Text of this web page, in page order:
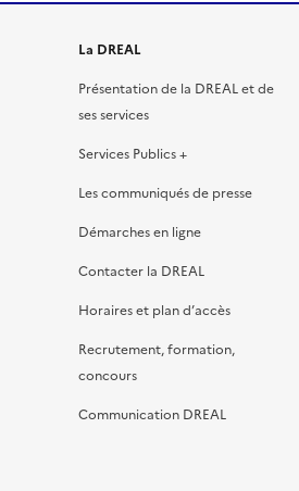
La DREAL
Présentation de la DREAL et de
ses services
Services Publics +
Les communiqués de presse
Démarches en ligne
Contacter la DREAL
Horaires et plan d’accès
Recrutement, formation,
concours
Communication DREAL